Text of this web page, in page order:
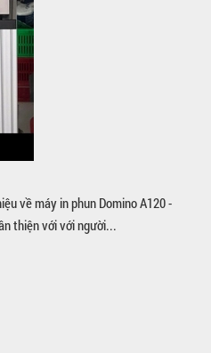
về máy in phun Domino A120 -
thiện với với người...